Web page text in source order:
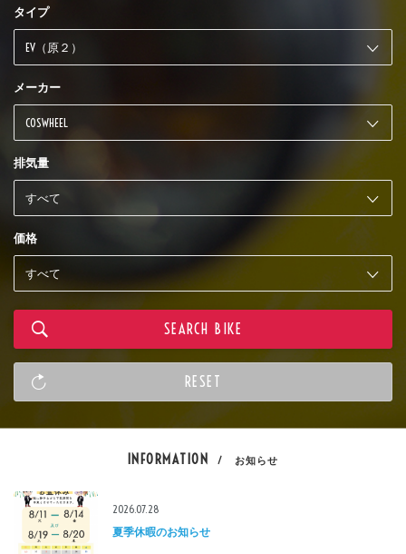
タイプ
メーカー
排気量
価格
INFORMATION / お知らせ
2026.07.28
夏季休暇のお知らせ